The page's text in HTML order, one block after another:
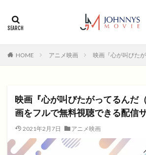
HOME アニメ映画 映画『心が叫びた
映画『心が叫びたがってるんだ
画をフルで無料視聴できる配信
2021年2月7日 アニメ映画
2018年
2019年 アクシ
ヒューマンドラマ映画
ファンタジー